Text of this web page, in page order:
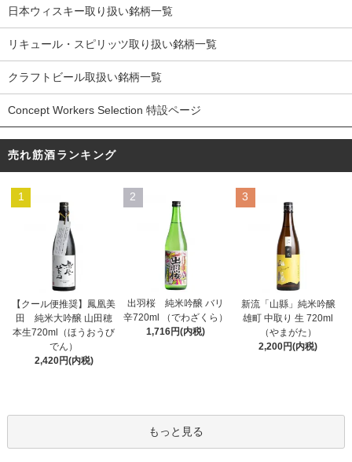
日本ウィスキー取り扱い銘柄一覧
リキュール・スピリッツ取り扱い銘柄一覧
クラフトビール取扱い銘柄一覧
Concept Workers Selection 特設ページ
売れ筋酒ランキング
1
【クール便推奨】鳳凰美
田 純米大吟醸 山田穂
本生720ml（ほうおうび
でん）
2,420円(内税)
2
出羽桜 純米吟醸 バリ
辛720ml （でわざくら）
1,716円(内税)
3
新流「山縣」純米吟醸
雄町 中取り 生 720ml
（やまがた）
2,200円(内税)
もっと見る